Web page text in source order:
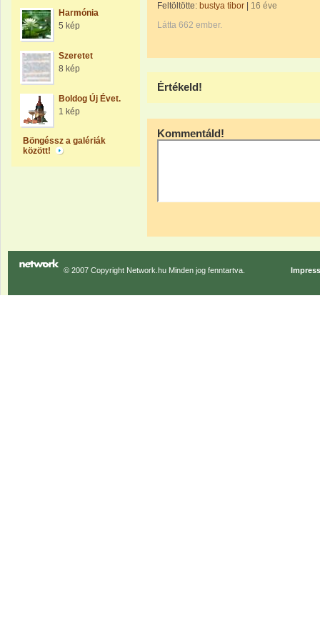
Harmónia
5 kép
Szeretet
8 kép
Boldog Új Évet.
1 kép
Böngéssz a galériák
között!
Feltöltötte: bustya tibor
16 éve
Látta 662 ember.
Értékeld!
Kommentáld!
© 2007 Copyright Network.hu Minden jog fenntartva.